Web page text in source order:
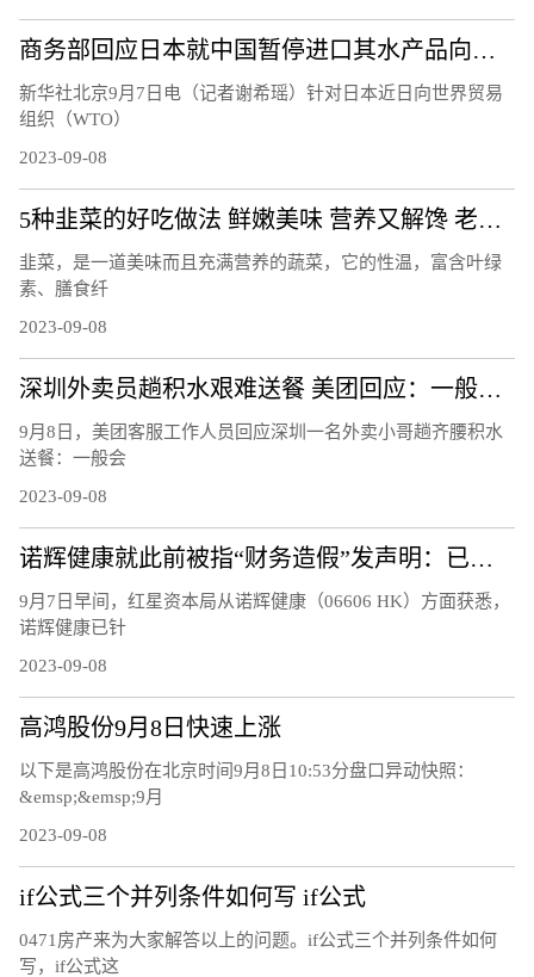
商务部回应日本就中国暂停进口其水产品向WTO提交书面文件
新华社北京9月7日电（记者谢希瑶）针对日本近日向世界贸易
组织（WTO）
2023-09-08
5种韭菜的好吃做法 鲜嫩美味 营养又解馋 老人孩子都爱吃
​韭菜，是一道美味而且充满营养的蔬菜，它的性温，富含叶绿
素、膳食纤
2023-09-08
深圳外卖员趟积水艰难送餐 美团回应：一般会限制，此次会核实调查
9月8日，美团客服工作人员回应深圳一名外卖小哥趟齐腰积水
送餐：一般会
2023-09-08
诺辉健康就此前被指“财务造假”发声明：已向当地警方提起刑事控告并得到受理
9月7日早间，红星资本局从诺辉健康（06606 HK）方面获悉，
诺辉健康已针
2023-09-08
高鸿股份9月8日快速上涨
以下是高鸿股份在北京时间9月8日10:53分盘口异动快照：
&emsp;&emsp;9月
2023-09-08
if公式三个并列条件如何写 if公式
0471房产来为大家解答以上的问题。if公式三个并列条件如何
写，if公式这